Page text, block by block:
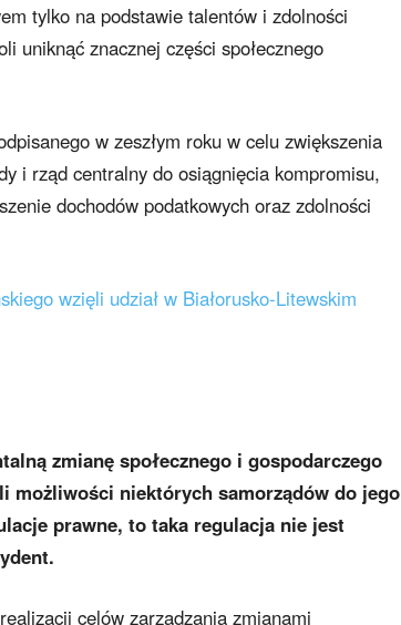
tylko na podstawie talentów i zdolności
uniknąć znacznej części społecznego
w zeszłym roku w celu zwiększenia
i rząd centralny do osiągnięcia kompromisu,
dochodów podatkowych oraz zdolności
wzięli udział w Białorusko-Litewskim
zmianę społecznego i gospodarczego
możliwości niektórych samorządów do jego
prawne, to taka regulacja nie jest
celów zarządzania zmianami